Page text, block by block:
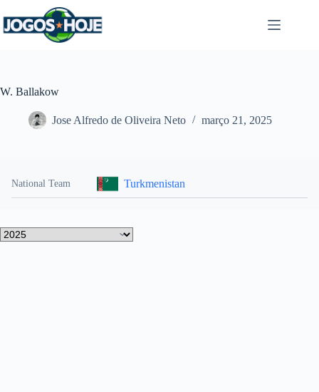
para
o
W. Ballakow
Jose Alfredo de Oliveira Neto março 21, 2025
National Team Turkmenistan